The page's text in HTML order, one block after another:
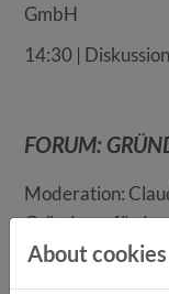
GmbH
14:30 | Diskussion
FORUM:
Moderation:
About